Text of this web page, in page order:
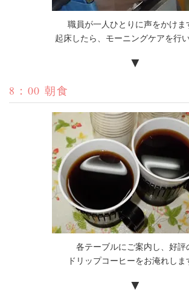
職員が一人ひとりに声をかけま
起床したら、モーニングケアを行い
▼
8：00 朝食
各テーブルにご案内し、好評
ドリップコーヒーをお淹れしま
▼